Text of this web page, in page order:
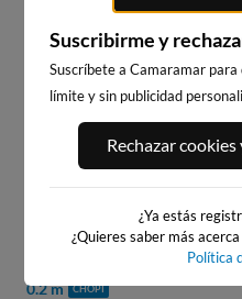
WEBCAMS
CHOPI
17km
0.2 m
Suscribirme y
Suscríbete a Camaramar
límite y sin publicidad
Rechazar
¿Ya estás
¿Quieres saber más
Política